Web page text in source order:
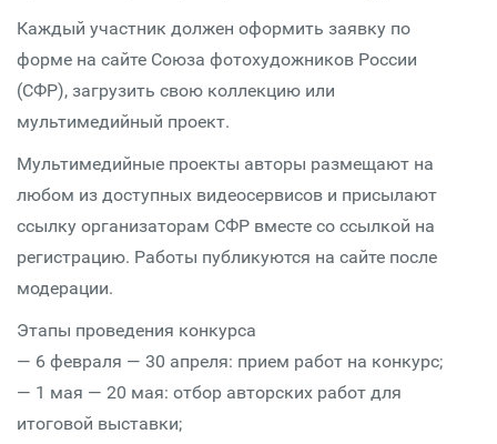
Каждый участник должен оформить заявку по
форме на сайте Союза фотохудожников России
(СФР), загрузить свою коллекцию или
мультимедийный проект.
Мультимедийные проекты авторы размещают на
любом из доступных видеосервисов и присылают
ссылку организаторам СФР вместе со ссылкой на
регистрацию. Работы публикуются на сайте после
модерации.
Этапы проведения конкурса
— 6 февраля — 30 апреля: прием работ на конкурс;
— 1 мая — 20 мая: отбор авторских работ для
итоговой выставки;